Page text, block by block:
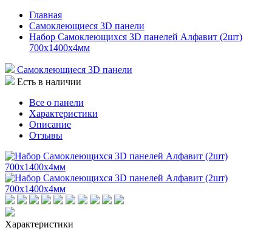
Главная
Самоклеющиеся 3D панели
Набор Самоклеющихся 3D панелей Алфавит (2шт)
700x1400x4мм
Самоклеющиеся 3D панели
Есть в наличии
Все о панели
Характеристики
Описание
Отзывы
Характеристики